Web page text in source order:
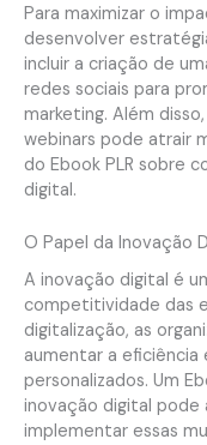
Para maximizar o
desenvolver
incluir a criação de
redes sociais para
marketing. Além
webinars pode atrair
do Ebook PLR sobre
digital.
O Papel da Inovação
A inovação digital é
competitividade das
digitalização, as
aumentar a
personalizados. Um
inovação digital pode
implementar essas